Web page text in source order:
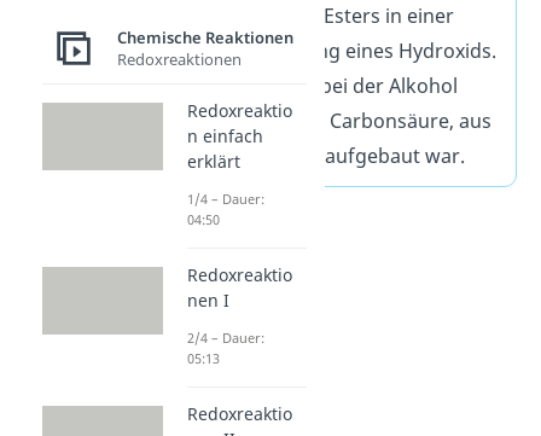
Hydrolyse eines Esters in einer
wässrigen Lösung eines Hydroxids.
Es entstehen dabei der Alkohol
und das Salz der Carbonsäure, aus
denen der Ester aufgebaut war.
Chemische Reaktionen
Redoxreaktionen
Redoxreaktio
n einfach
erklärt
1/4 – Dauer:
04:50
Redoxreaktio
nen I
2/4 – Dauer:
05:13
Redoxreaktio